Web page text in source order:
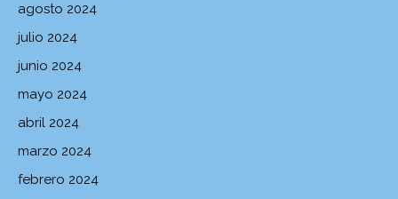
agosto 2024
julio 2024
junio 2024
mayo 2024
abril 2024
marzo 2024
febrero 2024